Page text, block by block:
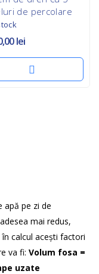
de percolare
lei
apă pe zi de
mai redus,
calcul acești factori
va fi: Volum fosa =
uzate